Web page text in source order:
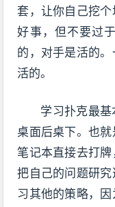
套，让你自己挖
好事，但不要过
的，对手是活的
活的。
学习扑克最
桌面后桌下。也
笔记本直接去打牌
把自己的问题研
习其他的策略，